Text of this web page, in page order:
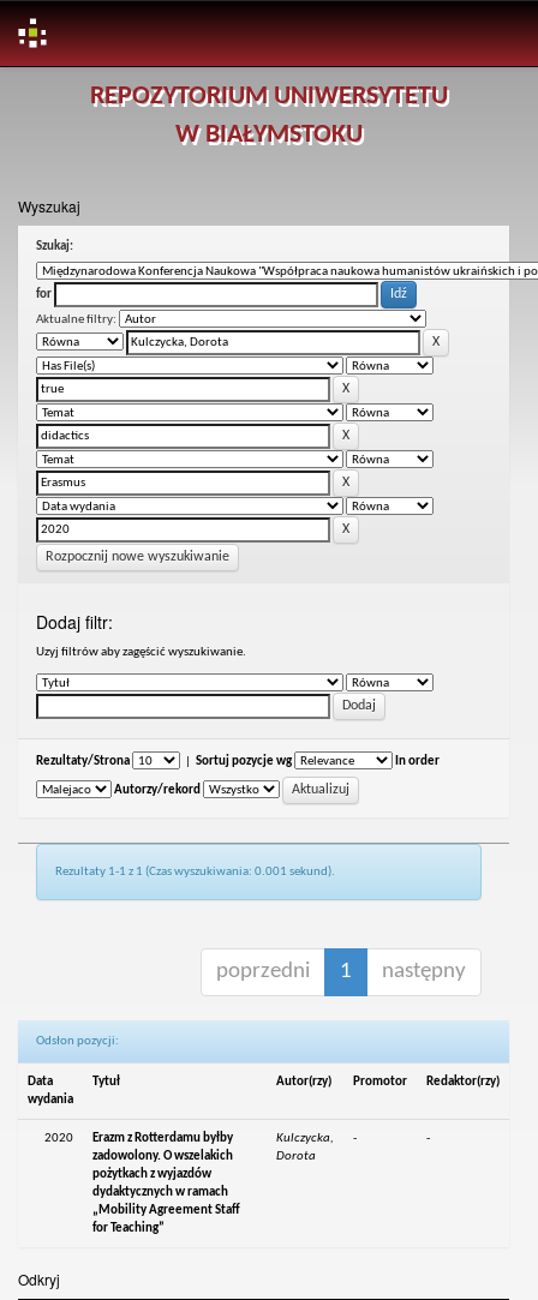
REPOZYTORIUM UNIWERSYTETU
W BIAŁYMSTOKU
Wyszukaj
Szukaj:
for
Aktualne filtry:
Rozpocznij nowe wyszukiwanie
Dodaj filtr:
Uzyj filtrów aby zagęścić wyszukiwanie.
Rezultaty/Strona Sortuj pozycje wg In order
Autorzy/rekord
Rezultaty 1-1 z 1 (Czas wyszukiwania: 0.001 sekund).
poprzedni 1 następny
Odsłon pozycji:
Data
wydania
Tytuł Autor(rzy) Promotor Redaktor(rzy)
2020
Erazm z Rotterdamu byłby
zadowolony. O wszelakich
pożytkach z wyjazdów
dydaktycznych w ramach
„Mobility Agreement Staff
for Teaching”
Kulczycka,
Dorota
- -
Odkryj